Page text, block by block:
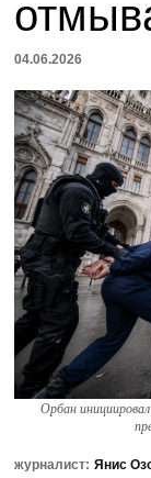
04.06.2026
Орбан
журналист: Янис